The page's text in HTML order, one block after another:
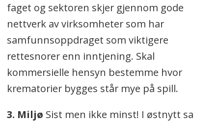
faget og sektoren skjer gjennom gode
nettverk av virksomheter som har
samfunnsoppdraget som viktigere
rettesnorer enn inntjening. Skal
kommersielle hensyn bestemme hvor
krematorier bygges står mye på spill.
3. Miljø Sist men ikke minst! I østnytt sa